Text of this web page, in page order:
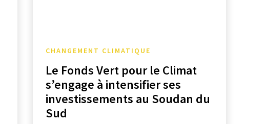
CHANGEMENT CLIMATIQUE
Le Fonds Vert pour le Climat
s’engage à intensifier ses
investissements au Soudan du
Sud